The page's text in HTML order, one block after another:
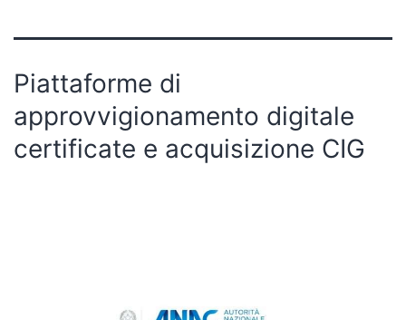
Piattaforme di
approvvigionamento digitale
certificate e acquisizione CIG